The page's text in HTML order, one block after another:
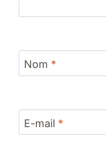
Nom *
E-mail *